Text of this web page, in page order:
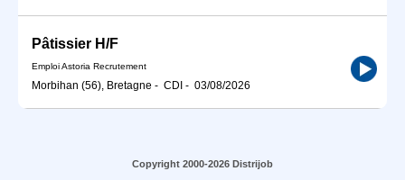
Pâtissier H/F
Emploi Astoria Recrutement
Morbihan (56), Bretagne - CDI - 03/08/2026
Copyright 2000-2026 Distrijob